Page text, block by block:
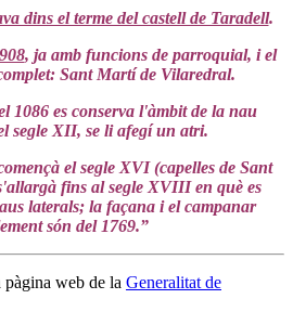
dins el terme del castell de Taradell.
, ja amb funcions de parroquial, i el
Sant Martí de Vilaredral.
1086 es conserva l'àmbit de la nau
segle XII, se li afegí un atri.
el segle XVI (capelles de Sant
fins al segle XVIII en què es
laterals; la façana i el campanar
són del 1769.”
pàgina web de la Generalitat de